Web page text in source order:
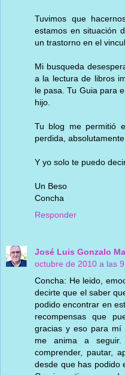
Tuvimos que
estamos en situación
un trastorno en el
Mi busqueda
a la lectura de libros
le pasa. Tu Guia para
hijo.
Tu blog me permitió
perdida,
Y yo solo te puedo
Un Beso
Concha
Responder
José Luis Gonzalo
octubre de 2010 a las
Concha: He leido,
decirte que el saber
podido encontrar en
recompensas que
gracias y eso para mí
me anima a
comprender, pautar,
desde que has podido